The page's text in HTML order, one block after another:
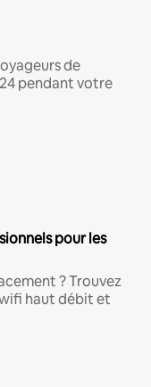
de
pendant votre
pour les
? Trouvez
haut débit et